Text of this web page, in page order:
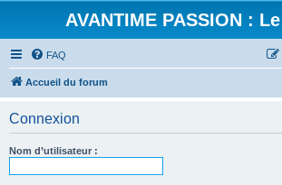
AVANTIME PASSION :
FAQ
Accueil du forum
Connexion
Nom d’utilisateur :